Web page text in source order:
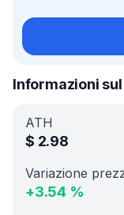
Informazioni sul
ATH
$ 2.98
Variazione
+3.54 %